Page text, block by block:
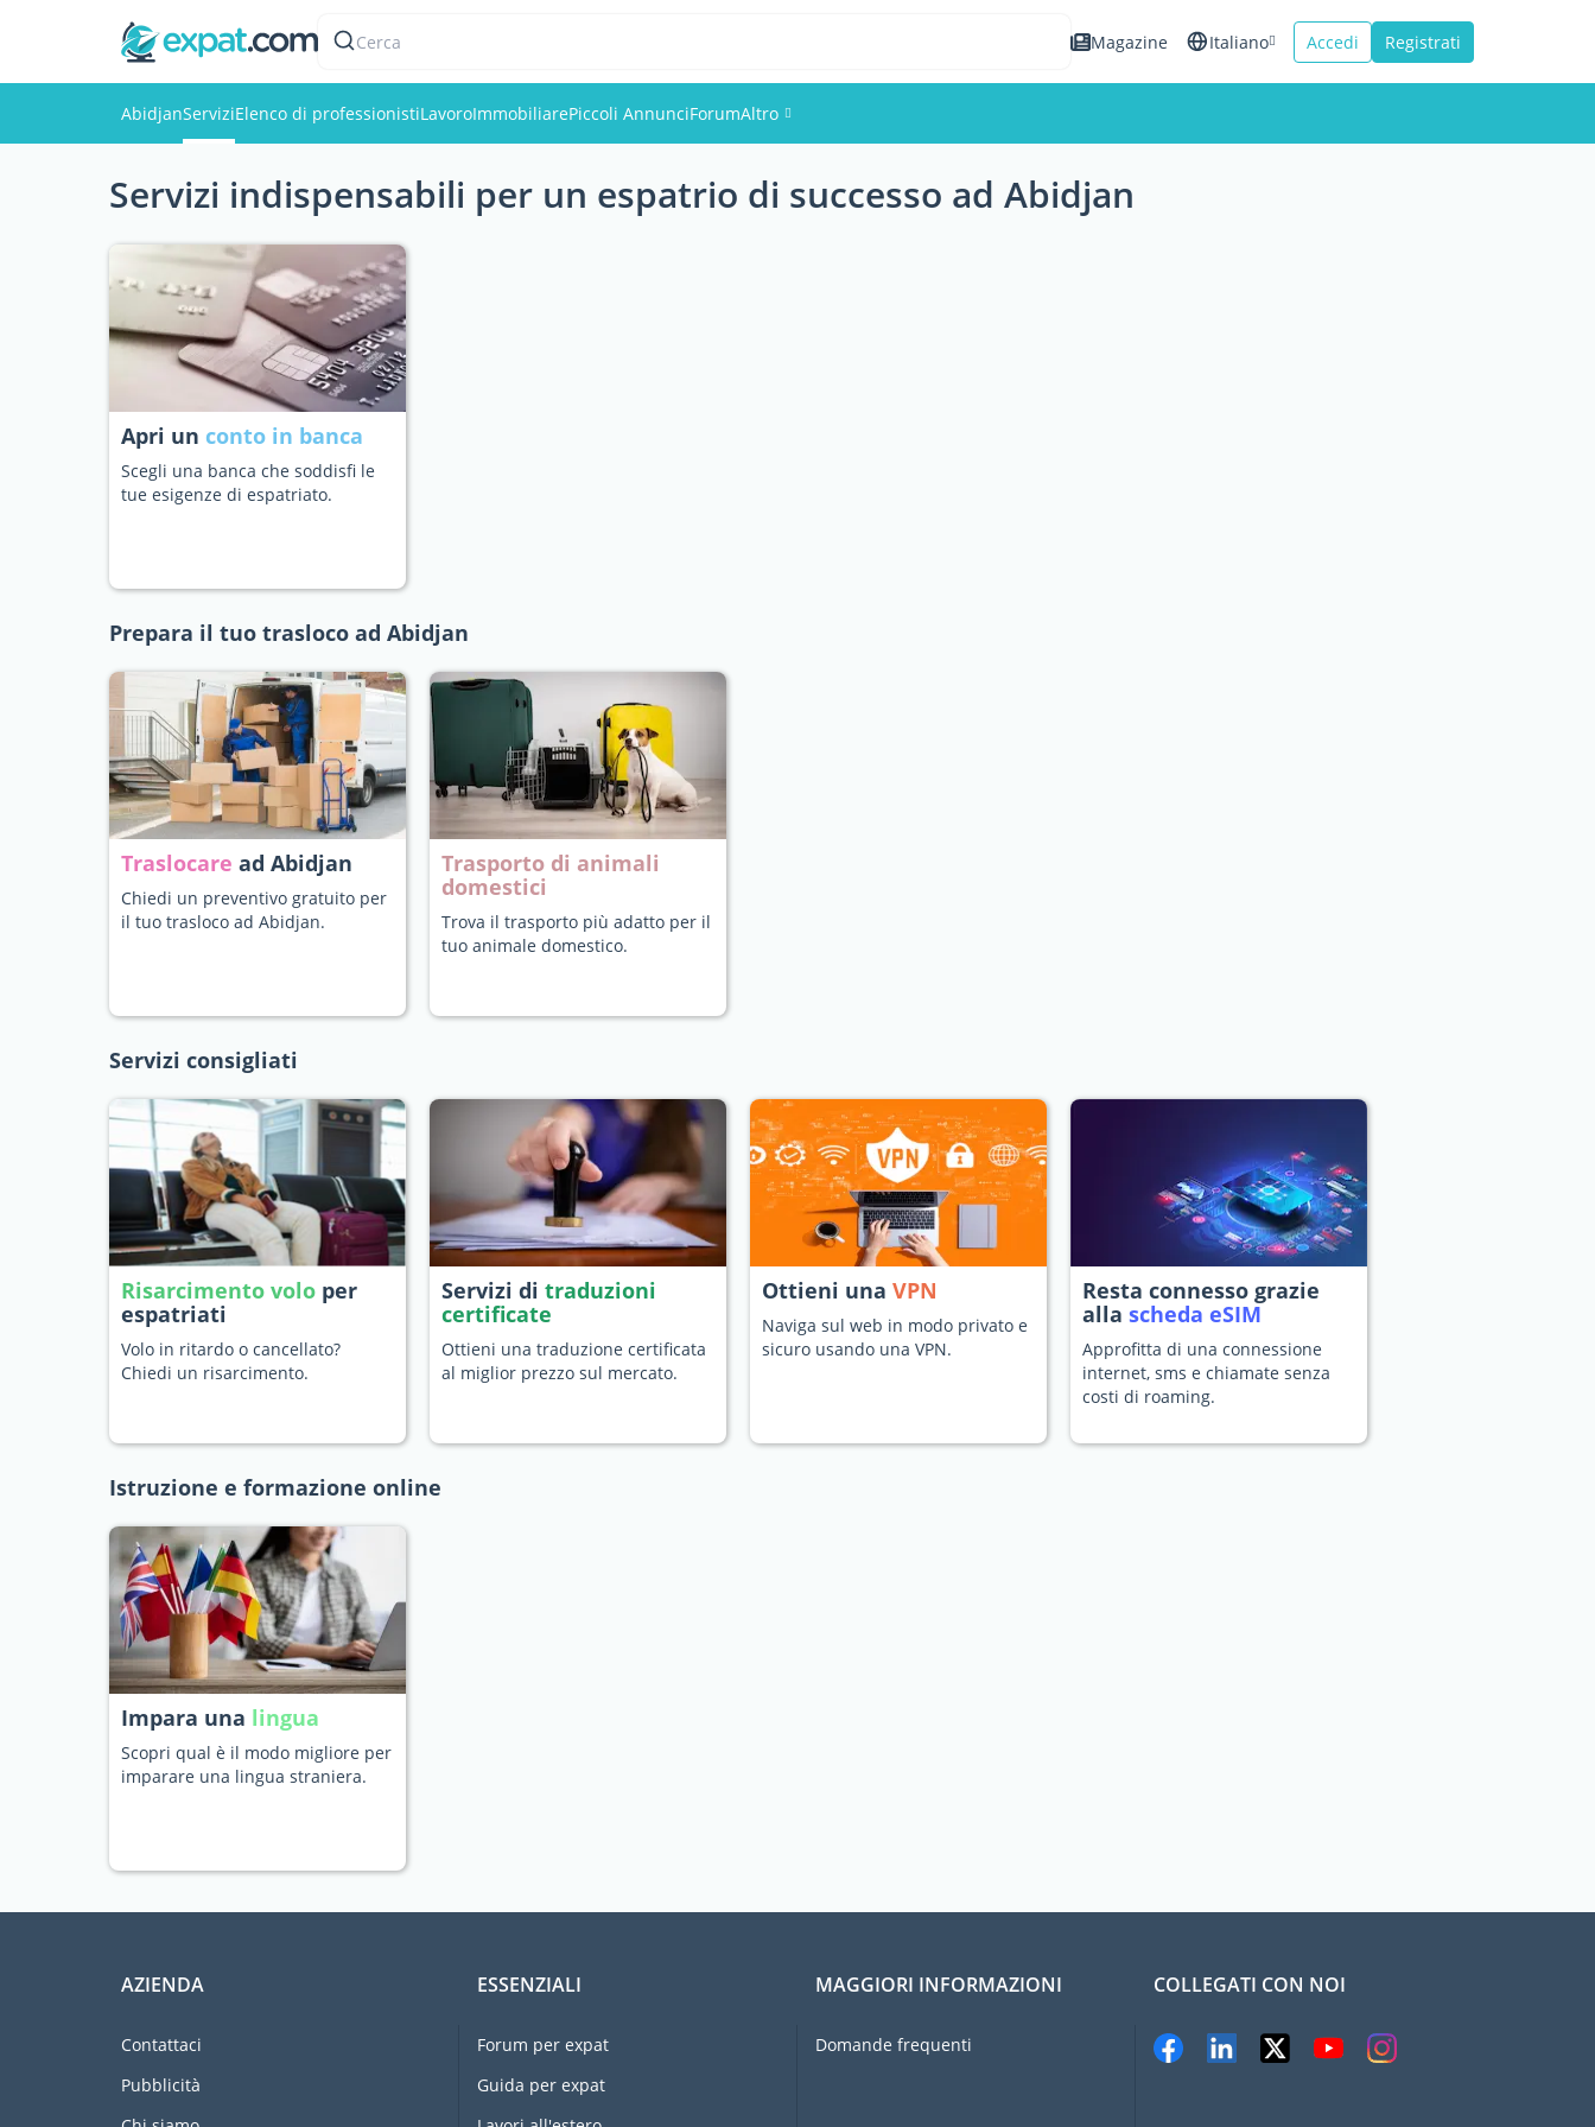
Cerca Magazine Italiano Accedi Registrati
AbidjanServiziElenco di professionistiLavoroImmobiliarePiccoli AnnunciForumAltro
Eventi
Servizi indispensabili per un espatrio di successo ad Abidjan
Apri un conto in banca
Scegli una banca che soddisfi le
tue esigenze di espatriato.
Prepara il tuo trasloco ad Abidjan
Traslocare ad Abidjan
Chiedi un preventivo gratuito per
il tuo trasloco ad Abidjan.
Trasporto di animali
domestici
Trova il trasporto più adatto per il
tuo animale domestico.
Servizi consigliati
Risarcimento volo per
espatriati
Volo in ritardo o cancellato?
Chiedi un risarcimento.
Servizi di traduzioni
certificate
Ottieni una traduzione certificata
al miglior prezzo sul mercato.
Ottieni una VPN
Naviga sul web in modo privato e
sicuro usando una VPN.
Resta connesso grazie
alla scheda eSIM
Approfitta di una connessione
internet, sms e chiamate senza
costi di roaming.
Istruzione e formazione online
Impara una lingua
Scopri qual è il modo migliore per
imparare una lingua straniera.
AZIENDA
Contattaci
Pubblicità
ESSENZIALI
Forum per expat
Guida per expat
MAGGIORI INFORMAZIONI
Domande frequenti
COLLEGATI CON NOI